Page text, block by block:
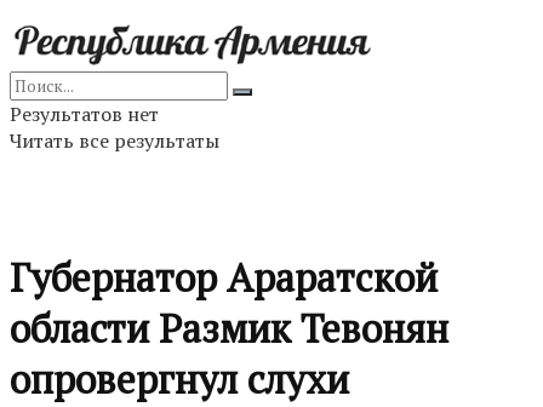
Результатов нет
Читать все результаты
Губернатор Араратской
области Размик Тевонян
опровергнул слухи